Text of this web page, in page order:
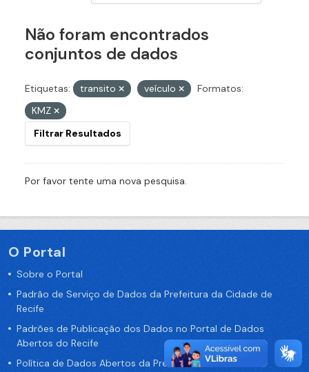
Não foram encontrados
conjuntos de dados
Etiquetas: transito veículo
Formatos:
KMZ
Filtrar Resultados
Por favor tente uma nova pesquisa.
O Portal
Sobre o Portal
Padrão de Serviço de Dados da Prefeitura da Cidade de
Recife
Padrões de Publicação dos Dados no Portal de Dados
Abertos do Recife
Política de Dados Abertos da Prefeitura do Recife